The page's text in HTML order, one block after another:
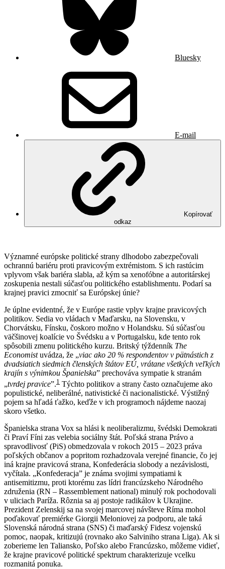
Bluesky
E-mail
Kopírovať
odkaz
Významné európske politické strany dlhodobo zabezpečovali
ochrannú bariéru proti pravicovým extrémistom. S ich rastúcim
vplyvom však bariéra slabla, až kým sa xenofóbne a autoritárskej
zoskupenia nestali súčasťou politického establishmentu. Podarí sa
krajnej pravici zmocniť sa Európskej únie?
Je úplne evidentné, že v Európe rastie vplyv krajne pravicových
politikov. Sedia vo vládach v Maďarsku, na Slovensku, v
Chorvátsku, Fínsku, čoskoro možno v Holandsku. Sú súčasťou
väčšinovej koalície vo Švédsku a v Portugalsku, kde tento rok
spôsobili zmenu politického kurzu. Britský týždenník The
Economistuvádza, že „viac ako 20 % respondentov v pätnástich z
dvadsiatich siedmich členských štátov EÚ, vrátane všetkých veľkých
krajín s výnimkou Španielska” prechováva sympatie k stranám
„tvrdej pravice”.1 Týchto politikov a strany často označujeme ako
populistické, neliberálné, nativistické či nacionalistické. Výstižný
pojem sa hľadá ťažko, keďže v ich programoch nájdeme naozaj
skoro všetko.
Španielska strana Vox sa hlási k neoliberalizmu, švédski Demokrati
či Praví Fíni zas velebia sociálny štát. Poľská strana Právo a
spravodlivosť (PiS) obmedzovala v rokoch 2015 – 2023 práva
poľských občanov a popritom rozhadzovala verejné financie, čo jej
iná krajne pravicová strana, Konfederácia slobody a nezávislosti,
vyčítala. „Konfederacja” je známa svojimi sympatiami k
antisemitizmu, proti ktorému zas lídri francúzskeho Národného
združenia (RN – Rassemblement national) minulý rok pochodovali
v uliciach Paríža. Rôznia sa aj postoje radikálov k Ukrajine.
Prezident Zelenskij sa na svojej marcovej návšteve Ríma mohol
poďakovať premiérke Giorgii Meloniovej za podporu, ale taká
Slovenská národná strana (SNS) či maďarský Fidesz vojenskú
pomoc, naopak, kritizujú (rovnako ako Salviniho strana Liga). Ak si
zoberieme len Taliansko, Poľsko alebo Francúzsko, môžeme vidieť,
že krajne pravicové politické spektrum charakterizuje vcelku
rozmanitá ponuka.